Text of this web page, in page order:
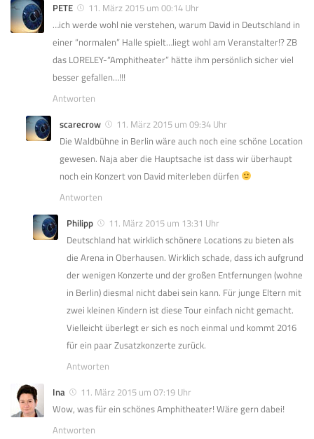
PETE
11. März 2015 um 00:14 Uhr
…ich werde wohl nie verstehen, warum David in Deutschland in
einer “normalen” Halle spielt…liegt wohl am Veranstalter!? ZB
das LORELEY-“Amphitheater” hätte ihm persönlich sicher viel
besser gefallen…!!!
Antworten
scarecrow
11. März 2015 um 09:34 Uhr
Die Waldbühne in Berlin wäre auch noch eine schöne Location
gewesen. Naja aber die Hauptsache ist dass wir überhaupt
noch ein Konzert von David miterleben dürfen
Antworten
Philipp
11. März 2015 um 13:31 Uhr
Deutschland hat wirklich schönere Locations zu bieten als
die Arena in Oberhausen. Wirklich schade, dass ich aufgrund
der wenigen Konzerte und der großen Entfernungen (wohne
in Berlin) diesmal nicht dabei sein kann. Für junge Eltern mit
zwei kleinen Kindern ist diese Tour einfach nicht gemacht.
Vielleicht überlegt er sich es noch einmal und kommt 2016
für ein paar Zusatzkonzerte zurück.
Antworten
Ina
11. März 2015 um 07:19 Uhr
Wow, was für ein schönes Amphitheater! Wäre gern dabei!
Antworten